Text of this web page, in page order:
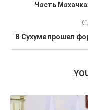
Часть
В Сухуме прошел